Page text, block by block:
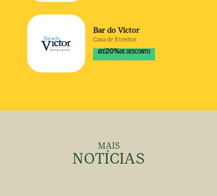
Bar do Victor
Casa de Eventos
ATÉ20% DE DESCONTO
MAIS
NOTÍCIAS